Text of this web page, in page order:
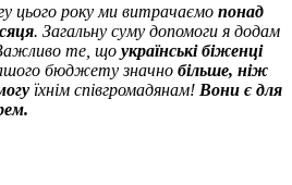
цього року ми витрачаємо понад
. Загальну суму допомоги я додам
те, що українські біженці
бюджету значно більше, ніж
їхнім співгромадянам! Вони є для